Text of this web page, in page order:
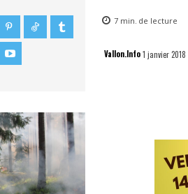
7 min. de lecture
Vallon.Info1 janvier 2018